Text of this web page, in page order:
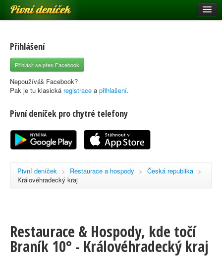
Pivní deníček
Pivní mapa
Pivní značky
Nápověda
Registrace
Přihlášení
Přihlásit se přes Facebook
Nepoužíváš Facebook?
Pak je tu klasická registrace a přihlašení.
Pivní deníček pro chytré telefony
Pivní deníček > Restaurace a hospody > Česká republika >
Královéhradecký kraj
Restaurace & Hospody, kde točí
Braník 10° - Královéhradecký kraj